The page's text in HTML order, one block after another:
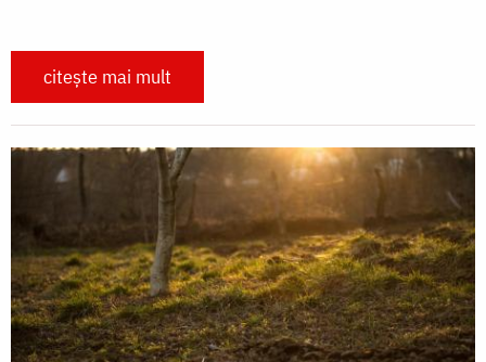
citește mai mult